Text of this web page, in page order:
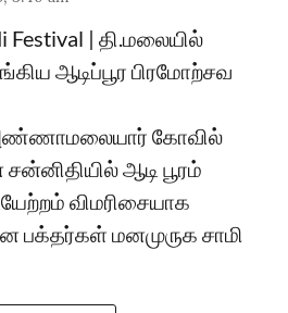
Festival | தி.மலையில்
ஆடிப்பூர பிரமோற்சவ
கோவில்
ஆடி பூரம்
விமரிசையாக
பக்தர்கள் மனமுருக சாமி